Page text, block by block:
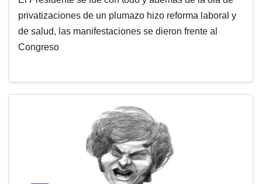
privatizaciones de un plumazo hizo reforma laboral y
de salud, las manifestaciones se dieron frente al
Congreso